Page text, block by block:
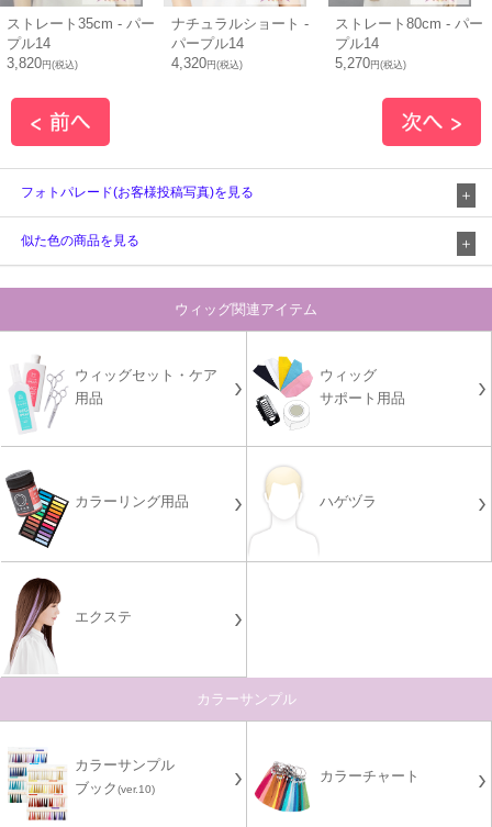
ストレート35cm - パー
プル14
3,820円(税込)
ナチュラルショート -
パープル14
4,320円(税込)
ストレート80cm - パー
プル14
5,270円(税込)
フォトパレード(お客様投稿写真)を見る
似た色の商品を見る
ウィッグ関連アイテム
ウィッグセット・ケア
用品
ウィッグ
サポート用品
カラーリング用品 ハゲヅラ
エクステ
カラーサンプル
カラーサンプル
ブック(ver.10)
カラーチャート